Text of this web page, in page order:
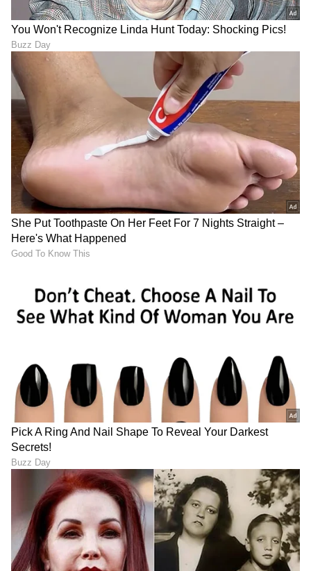
ಶೇ.50 ರಿಂದ ಶೇ.18 ಕ್ಕೆ TAX ಇಳಿಕೆ: ಮೋದಿ-
ಟ್ರಂಪ್ ಐತಿಹಾಸಿಕ ಒಪ್ಪಂದ | India US
Trade Deal | Party Rounds